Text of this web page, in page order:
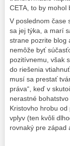
CETA, to by mohol
V poslednom čase
sa jej týka, a marí
strane pozrite blog
nemôže byť
pozitívnemu, však
do riešenia
musí sa prestať
práva“, keď v
nerastné
Kristovho hrobu
vplyv (ten kvôli
rovnaký pre západ